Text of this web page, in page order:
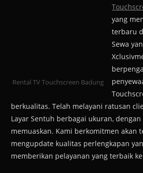
Rental TV Touchscreen Badung
yang
terbaru
Sewa
berkualitas. Telah melayani ratusan
Layar Sentuh berbagai ukuran,
memuaskan. Kami berkomitmen akan
mengupdate kualitas perlengkapan
memberikan pelayanan yang terbaik